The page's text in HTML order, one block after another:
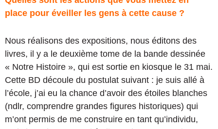
place pour éveiller les gens à cette cause ?
Nous réalisons des expositions, nous éditons des
livres, il y a le deuxième tome de la bande dessinée
« Notre Histoire », qui est sortie en kiosque le 31 mai.
Cette BD découle du postulat suivant : je suis allé à
l’école, j’ai eu la chance d’avoir des étoiles blanches
(ndlr, comprendre grandes figures historiques) qui
m’ont permis de me construire en tant qu’individu,